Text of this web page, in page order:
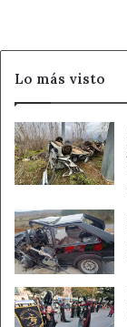
en
Castilla
y
León
Lo más visto